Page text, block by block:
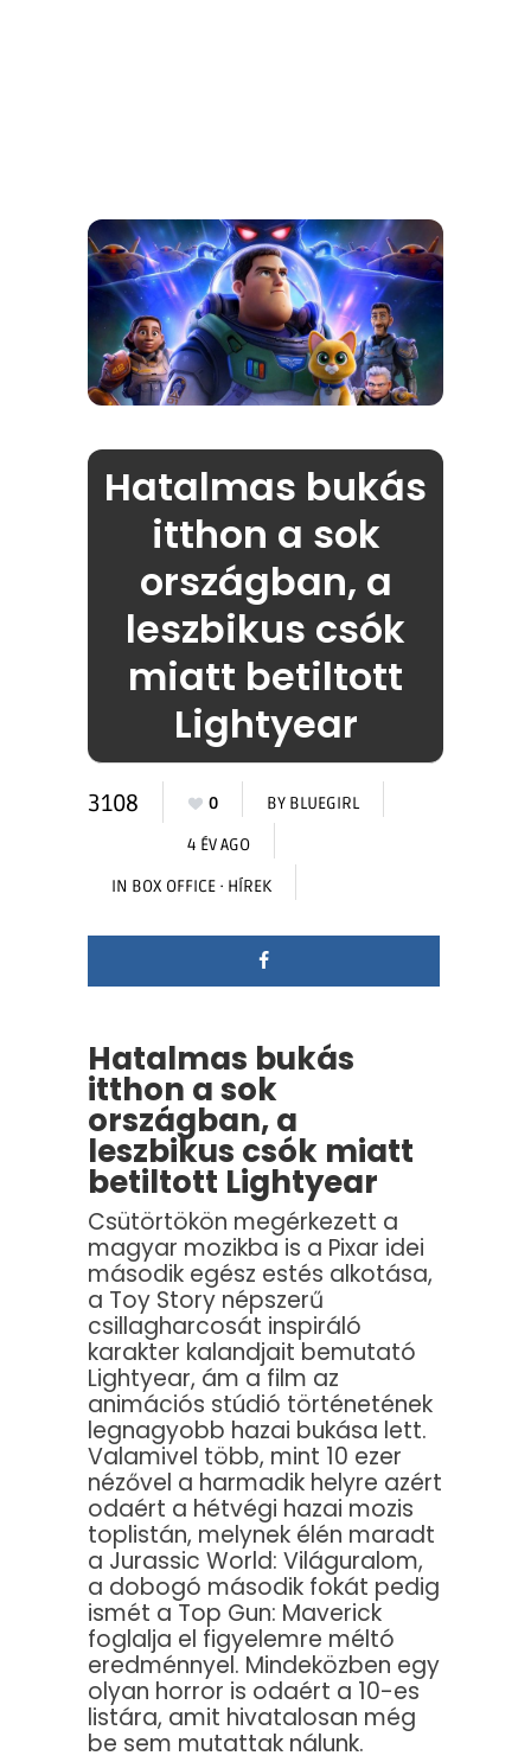
Hatalmas bukás
itthon a sok
országban, a
leszbikus csók
miatt betiltott
Lightyear
3108 0 BY BLUEGIRL
4 ÉV AGO
IN BOX OFFICE · HÍREK
Hatalmas bukás
itthon a sok
országban, a
leszbikus csók miatt
betiltott Lightyear
Csütörtökön megérkezett a
magyar mozikba is a Pixar idei
második egész estés alkotása,
a Toy Story népszerű
csillagharcosát inspiráló
karakter kalandjait bemutató
Lightyear, ám a film az
animációs stúdió történetének
legnagyobb hazai bukása lett.
Valamivel több, mint 10 ezer
nézővel a harmadik helyre azért
odaért a hétvégi hazai mozis
toplistán, melynek élén maradt
a Jurassic World: Világuralom,
a dobogó második fokát pedig
ismét a Top Gun: Maverick
foglalja el figyelemre méltó
eredménnyel. Mindeközben egy
olyan horror is odaért a 10-es
listára, amit hivatalosan még
be sem mutattak nálunk.